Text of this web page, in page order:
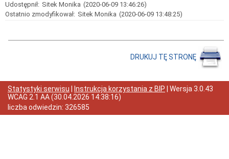
Miejskiego
w
organizacyjna
wnioski
Petycje
Zgromadzenia
Budżet
Udostępnił: Sitek Monika (2020-06-09 13:46:26)
Ostatnio zmodyfikował: Sitek Monika (2020-06-09 13:48:25)
DRUKUJ TĘ STRONĘ
Statystyki serwisu Instrukcja korzystania z BIP | Wersja 3.0.43
WCAG 2.1 AA(30.04.2026 14:38:16)
liczba odwiedzin: 326585